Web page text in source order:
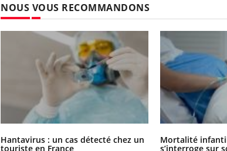
NOUS VOUS RECOMMANDONS
Hantavirus : un cas détecté chez un
touriste en France
Mortalité
s’interroge sur